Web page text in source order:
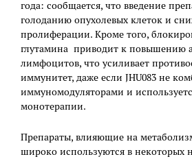
года: сообщается, что введение
голоданию опухолевых клеток и
пролиферации. Кроме того,
глутамина приводит к повышению
лимфоцитов, что усиливает
иммунитет, даже если JHU083 не
иммуномодуляторами и
монотерапии.
Препараты, влияющие на
широко используются в некоторых